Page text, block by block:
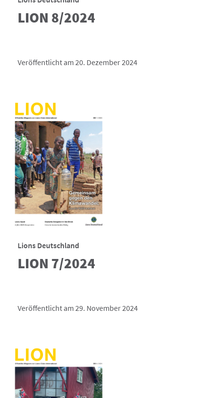
LION 8/2024
Veröffentlicht am 20. Dezember 2024
Lions Deutschland
LION 7/2024
Veröffentlicht am 29. November 2024